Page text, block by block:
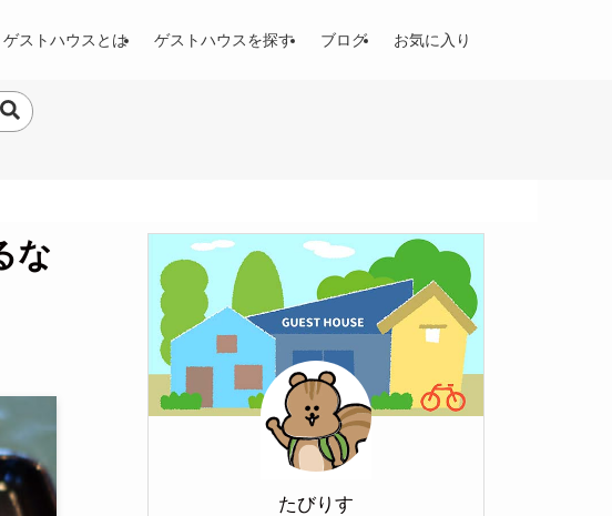
ゲストハウスとは ゲストハウスを探す ブログ お気に入り
な
たびりす